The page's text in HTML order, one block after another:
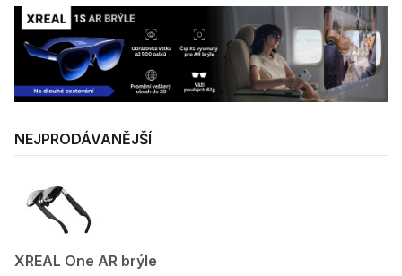
NEJPRODÁVANĚJŠÍ
XREAL One AR brýle